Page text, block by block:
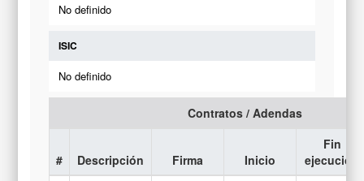
No definido
ISIC
No definido
Contratos / Adendas
# Descripción Firma Inicio
Fin
ejecución